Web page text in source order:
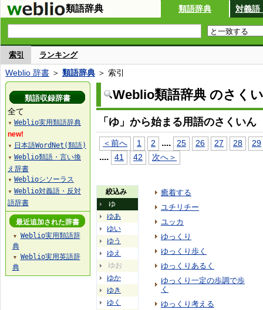
類語辞典 類語辞典 対義語
索引 ランキング
Weblio 辞書 ＞ 類語辞典 ＞ 索引
Weblio類語辞典 のさく
「ゆ」から始まる用語のさくいん
＜前へ 1 2 .... 25 26 27 28 29
.... 41 42 次へ＞
絞込み
ゆ
ゆあ
ゆい
ゆう
ゆえ
ゆお
ゆか
ゆき
ゆく
癒着する
ユチリチー
ユッカ
ゆっくり
ゆっくり歩く
ゆっくりあるく
ゆっくり一定の歩調で歩
く
ゆっくり考える
類語収録辞書
全て
▼ Weblio実用類語辞典
new!
▼ 日本語WordNet(類語)
▼ Weblio類語・言い換
え辞書
▼ Weblioシソーラス
▼ Weblio対義語・反対
語辞書
最近追加された辞書
▼
Weblio実用類語辞
典
▼
Weblio実用英語辞
典